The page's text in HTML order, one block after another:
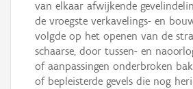
van elkaar afwijkende
de vroegste verkavelings- en
volgde op het openen van de
schaarse, door tussen- en
of aanpassingen onderbroken
of bepleisterde gevels die nog